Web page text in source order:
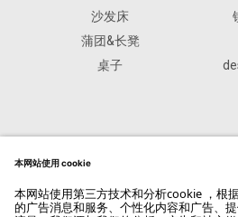
沙发床
蒲团&长凳
桌子